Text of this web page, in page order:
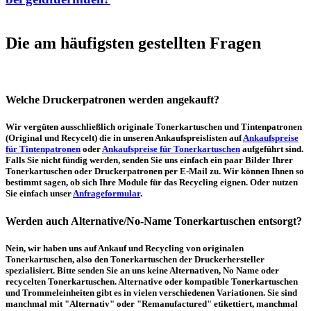
Die am häufigsten gestellten Fragen
Welche Druckerpatronen werden angekauft?
Wir vergüten ausschließlich originale Tonerkartuschen und Tintenpatronen
(Original und Recycelt) die in unseren Ankaufspreislisten aufAnkaufspreise
für Tintenpatronen oderAnkaufspreise für Tonerkartuschen aufgeführt sind.
Falls Sie nicht fündig werden, senden Sie uns einfach ein paar Bilder Ihrer
Tonerkartuschen oder Druckerpatronen per E-Mail zu. Wir können Ihnen so
bestimmt sagen, ob sich Ihre Module für das Recycling eignen. Oder nutzen
Sie einfach unserAnfrageformular.
Werden auch Alternative/No-Name Tonerkartuschen entsorgt?
Nein, wir haben uns auf Ankauf und Recycling von originalen
Tonerkartuschen, also den Tonerkartuschen der Druckerhersteller
spezialisiert. Bitte senden Sie an uns keine Alternativen, No Name oder
recycelten Tonerkartuschen. Alternative oder kompatible Tonerkartuschen
und Trommeleinheiten gibt es in vielen verschiedenen Variationen. Sie sind
manchmal mit "Alternativ" oder "Remanufactured" etikettiert, manchmal